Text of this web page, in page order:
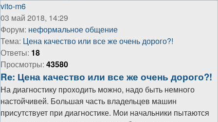
vito-m6
03 май 2018, 14:29
Форум: неформальное общение
Тема: Цена качество или все же очень дорого?!
Ответы: 18
Просмотры: 43580
Re: Цена качество или все же очень дорого?!
На диагностику проходить можно, надо быть немного
настойчивей. Большая часть владельцев машин
присутствует при диагностике. Мои начальники пытаются